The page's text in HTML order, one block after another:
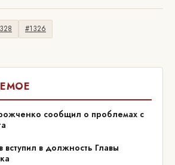
#1326
сообщил о проблемах с
вступил в должность Главы